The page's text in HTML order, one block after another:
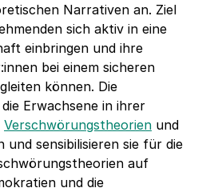
Narrativen an. Ziel
sich aktiv in eine
einbringen und ihre
bei einem sicheren
können. Die
Erwachsene in ihrer
Verschwörungstheorien und
und sensibilisieren sie für die
auf
und die